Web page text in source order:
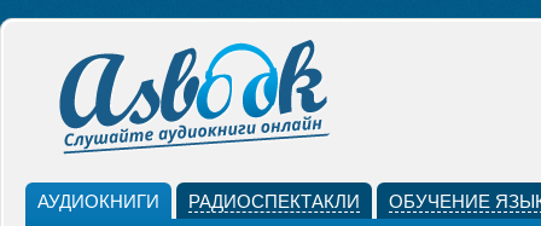
АУДИОКНИГИ РАДИОСПЕКТАКЛИ ОБУЧЕНИЕ